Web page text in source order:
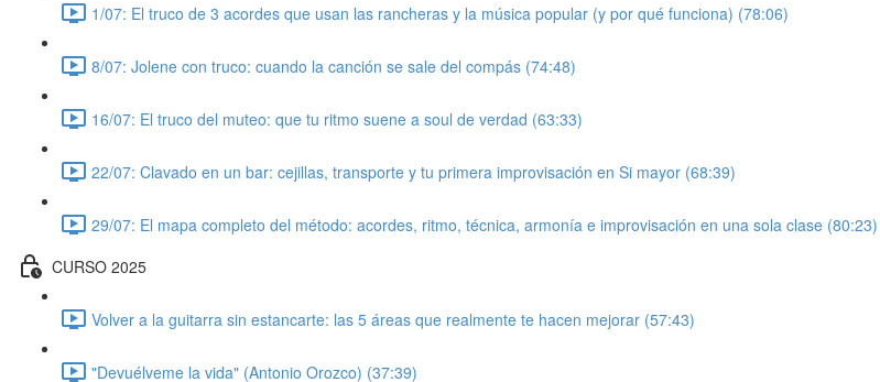
1/07: El truco de 3 acordes que usan las rancheras y la música popular (y por qué funciona) (78:06)
8/07: Jolene con truco: cuando la canción se sale del compás (74:48)
16/07: El truco del muteo: que tu ritmo suene a soul de verdad (63:33)
22/07: Clavado en un bar: cejillas, transporte y tu primera improvisación en Si mayor (68:39)
29/07: El mapa completo del método: acordes, ritmo, técnica, armonía e improvisación en una sola clase (80:23)
CURSO 2025
Volver a la guitarra sin estancarte: las 5 áreas que realmente te hacen mejorar (57:43)
"Devuélveme la vida" (Antonio Orozco) (37:39)